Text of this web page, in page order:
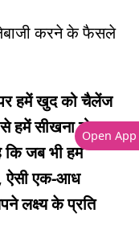
करने के फैसले
पर हमें खुद को चैलेंज
हमें सीखना होगा.
कि जब भी हम
ऐसी एक-आध
लक्ष्य के प्रति
Open App